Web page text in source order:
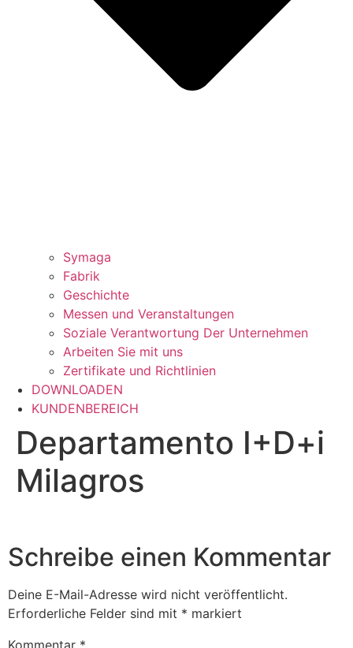
Symaga
Fabrik
Geschichte
Messen und Veranstaltungen
Soziale Verantwortung Der Unternehmen
Arbeiten Sie mit uns
Zertifikate und Richtlinien
DOWNLOADEN
KUNDENBEREICH
Departamento I+D+i
Milagros
Schreibe einen Kommentar
Deine E-Mail-Adresse wird nicht veröffentlicht.
Erforderliche Felder sind mit * markiert